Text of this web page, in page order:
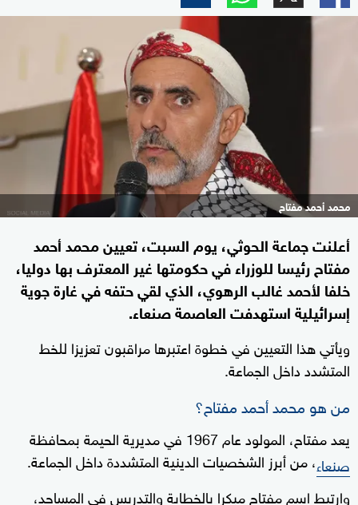
محمد أحمد مفتاح
أعلنت جماعة الحوثي، يوم السبت، تعيين محمد أحمد
مفتاح رئيسا للوزراء في حكومتها غير المعترف بها دوليا،
خلفا لأحمد غالب الرهوي، الذي لقي حتفه في غارة جوية
إسرائيلية استهدفت العاصمة صنعاء.
ويأتي هذا التعيين في خطوة اعتبرها مراقبون تعزيزا للخط
المتشدد داخل الجماعة.
من هو محمد أحمد مفتاح؟
يعد مفتاح، المولود عام 1967 في مديرية الحيمة بمحافظة
صنعاء، من أبرز الشخصيات الدينية المتشددة داخل الجماعة.
وارتبط اسم مفتاح مبكرا بالخطابة والتدريس في المساجد،